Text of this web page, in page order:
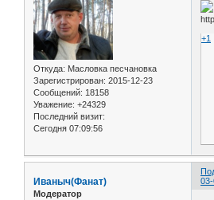
Откуда: Масловка песчановка
Зарегистрирован: 2015-12-23
Сообщений: 18158
Уважение: +24329
Последний визит:
Сегодня 07:09:56
+1
Иваныч(Фанат)
Модератор